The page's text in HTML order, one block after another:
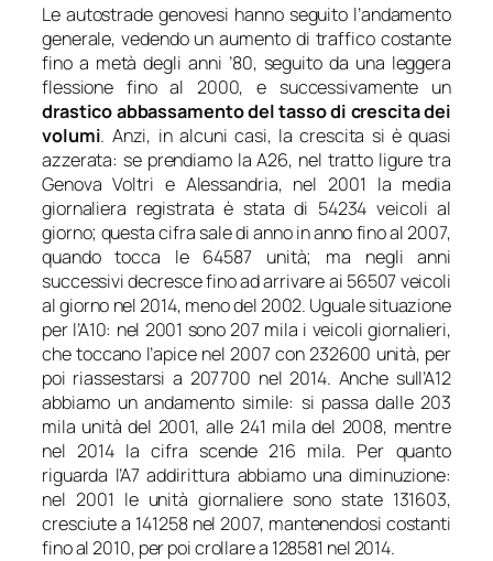
Le autostrade genovesi hanno seguito l’andamento
generale, vedendo un aumento di traffico costante
fino a metà degli anni ’80, seguito da una leggera
flessione fino al 2000, e successivamente un
drastico abbassamento del tasso di crescita dei
volumi. Anzi, in alcuni casi, la crescita si è quasi
azzerata: se prendiamo la A26, nel tratto ligure tra
Genova Voltri e Alessandria, nel 2001 la media
giornaliera registrata è stata di 54234 veicoli al
giorno; questa cifra sale di anno in anno fino al 2007,
quando tocca le 64587 unità; ma negli anni
successivi decresce fino ad arrivare ai 56507 veicoli
al giorno nel 2014, meno del 2002. Uguale situazione
per l’A10: nel 2001 sono 207 mila i veicoli giornalieri,
che toccano l’apice nel 2007 con 232600 unità, per
poi riassestarsi a 207700 nel 2014. Anche sull’A12
abbiamo un andamento simile: si passa dalle 203
mila unità del 2001, alle 241 mila del 2008, mentre
nel 2014 la cifra scende 216 mila. Per quanto
riguarda l’A7 addirittura abbiamo una diminuzione:
nel 2001 le unità giornaliere sono state 131603,
cresciute a 141258 nel 2007, mantenendosi costanti
fino al 2010, per poi crollare a 128581 nel 2014.